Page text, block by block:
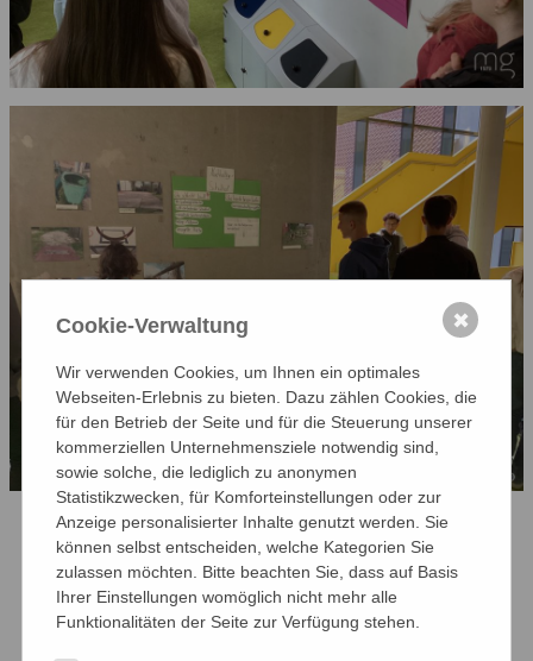
Die hierbei entstandenen Plakate zu den
Themen "Umgang mit Müll", "Elterntaxis" und
"Schulhofgestaltung" lassen sich nun nicht nur
Cookie-Verwaltung
Wir verwenden Cookies, um Ihnen ein optimales
Webseiten-Erlebnis zu bieten. Dazu zählen Cookies, die
für den Betrieb der Seite und für die Steuerung unserer
kommerziellen Unternehmensziele notwendig sind,
sowie solche, die lediglich zu anonymen
Statistikzwecken, für Komforteinstellungen oder zur
Anzeige personalisierter Inhalte genutzt werden. Sie
können selbst entscheiden, welche Kategorien Sie
zulassen möchten. Bitte beachten Sie, dass auf Basis
Ihrer Einstellungen womöglich nicht mehr alle
Funktionalitäten der Seite zur Verfügung stehen.
✖